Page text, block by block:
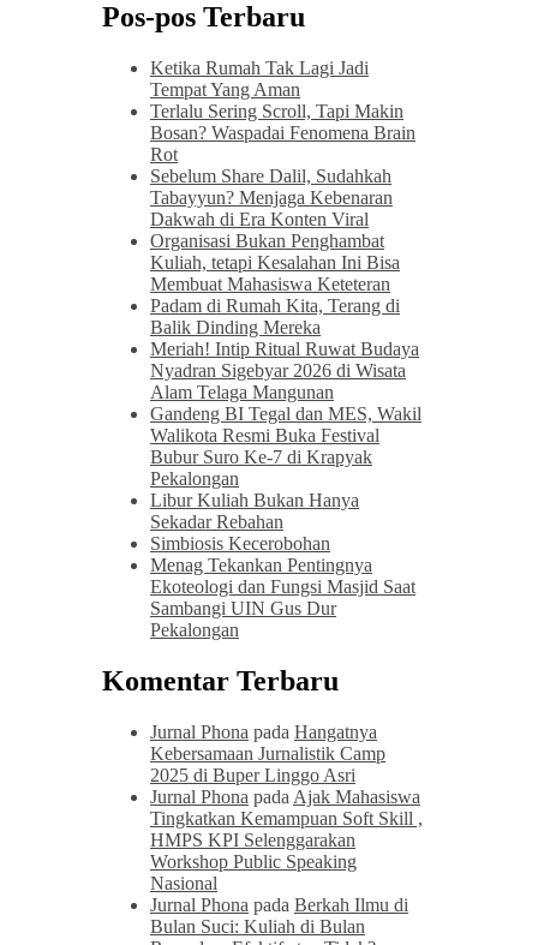
Pos-pos Terbaru
Ketika Rumah Tak Lagi Jadi
Tempat Yang Aman
Terlalu Sering Scroll, Tapi Makin
Bosan? Waspadai Fenomena Brain
Rot
Sebelum Share Dalil, Sudahkah
Tabayyun? Menjaga Kebenaran
Dakwah di Era Konten Viral
Organisasi Bukan Penghambat
Kuliah, tetapi Kesalahan Ini Bisa
Membuat Mahasiswa Keteteran
Padam di Rumah Kita, Terang di
Balik Dinding Mereka
Meriah! Intip Ritual Ruwat Budaya
Nyadran Sigebyar 2026 di Wisata
Alam Telaga Mangunan
Gandeng BI Tegal dan MES, Wakil
Walikota Resmi Buka Festival
Bubur Suro Ke-7 di Krapyak
Pekalongan
Libur Kuliah Bukan Hanya
Sekadar Rebahan
Simbiosis Kecerobohan
Menag Tekankan Pentingnya
Ekoteologi dan Fungsi Masjid Saat
Sambangi UIN Gus Dur
Pekalongan
Komentar Terbaru
Jurnal Phona pada Hangatnya
Kebersamaan Jurnalistik Camp
2025 di Buper Linggo Asri
Jurnal Phona pada Ajak Mahasiswa
Tingkatkan Kemampuan Soft Skill ,
HMPS KPI Selenggarakan
Workshop Public Speaking
Nasional
Jurnal Phona pada Berkah Ilmu di
Bulan Suci: Kuliah di Bulan